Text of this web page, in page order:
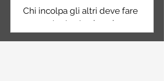
Chi incolpa gli altri deve fare
ancora tanta strada nel suo